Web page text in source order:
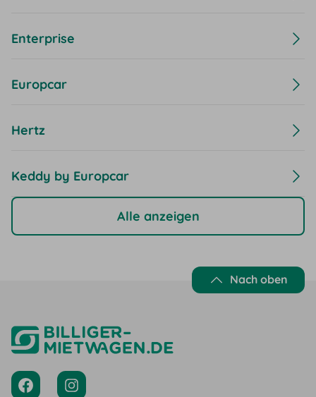
Enterprise
Europcar
Hertz
Keddy by Europcar
Alle anzeigen
Nach oben